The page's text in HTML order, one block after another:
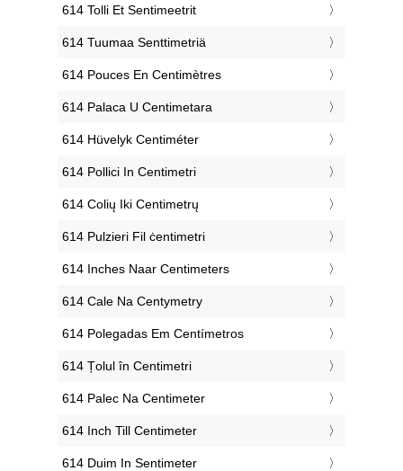
‎614 Tolli Et Sentimeetrit
‎614 Tuumaa Senttimetriä
‎614 Pouces En Centimètres
‎614 Palaca U Centimetara
‎614 Hüvelyk Centiméter
‎614 Pollici In Centimetri
‎614 Colių Iki Centimetrų
‎614 Pulzieri Fil ċentimetri
‎614 Inches Naar Centimeters
‎614 Cale Na Centymetry
‎614 Polegadas Em Centímetros
‎614 Țolul în Centimetri
‎614 Palec Na Centimeter
‎614 Inch Till Centimeter
‎614 Duim In Sentimeter